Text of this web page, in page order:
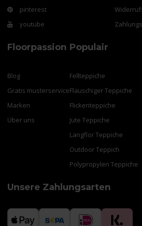
pinterest
youtube
Floorpassion
Blog
Gratis musterservice
Marken
Über uns
Populair
Fellteppiche
Flauschiger Teppiche
Flickenteppiche
Jute Teppiche
Langflor Teppiche
Outdoor Teppich
Polypropylen Teppiche
Unsere Zahlungsarten